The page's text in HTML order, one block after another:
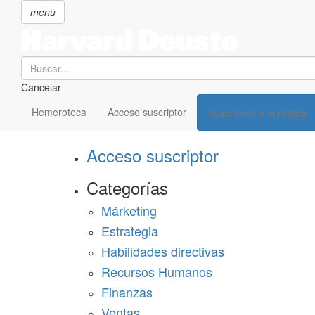
menu
Search
Cancelar
Hemeroteca Acceso suscriptor Suscríbete a la revista
SECCIONES
Suscríbete a Harvard Deusto
Acceso suscriptor
Categorías
Márketing
Estrategia
Habilidades directivas
Recursos Humanos
Finanzas